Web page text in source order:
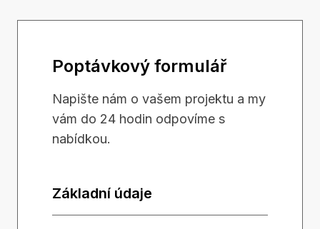
Poptávkový formulář
Napište nám o vašem projektu a my
vám do 24 hodin odpovíme s
nabídkou.
Základní údaje